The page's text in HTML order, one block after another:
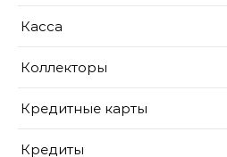
Касса
Коллекторы
Кредитные карты
Кредиты